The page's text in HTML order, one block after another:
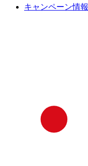
キャンペーン情報